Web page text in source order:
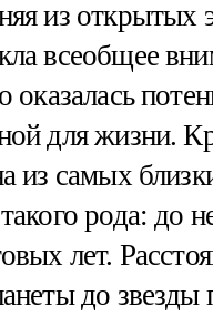
из открытых
всеобщее
оказалась
для жизни.
из самых
рода: до
лет.
до звезды